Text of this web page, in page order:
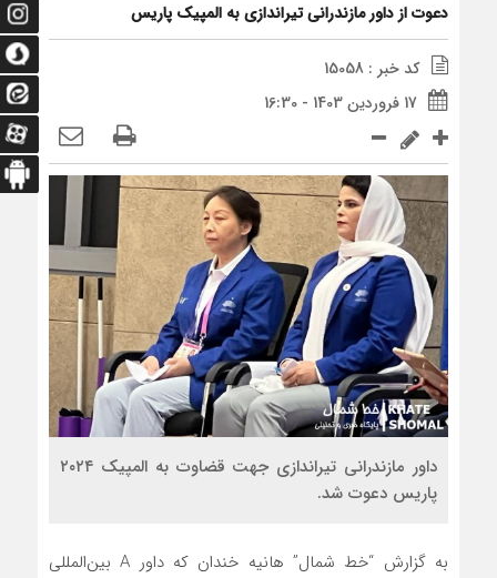
دعوت از داور مازندرانی تیراندازی به المپیک پاریس
کد خبر : 15058
17 فروردین 1403 - 16:30
داور مازندرانی تیراندازی جهت قضاوت به المپیک ۲۰۲۴
پاریس دعوت شد.
به گزارش “خط شمال” هانیه خندان که داور A بین‌المللی